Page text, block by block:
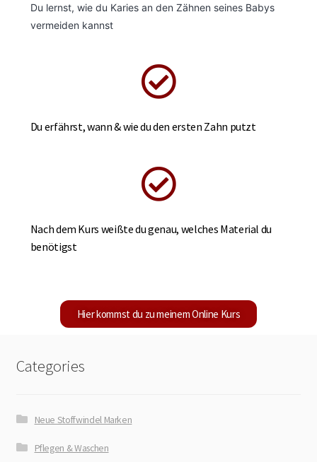
Du lernst, wie du Karies an den Zähnen seines Babys
vermeiden kannst
Du erfährst, wann & wie du den ersten Zahn putzt
Nach dem Kurs weißte du genau, welches Material du
benötigst
Hier kommst du zu meinem Online Kurs
Categories
Neue Stoffwindel Marken
Pflegen & Waschen